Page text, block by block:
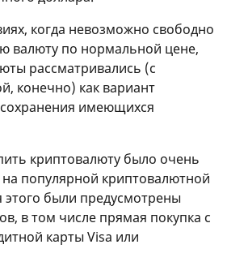
когда невозможно свободно
валюту по нормальной цене,
рассматривались (с
конечно) как вариант
имеющихся
криптовалюту было очень
популярной криптовалютной
этого были предусмотрены
в том числе прямая покупка с
карты Visa или